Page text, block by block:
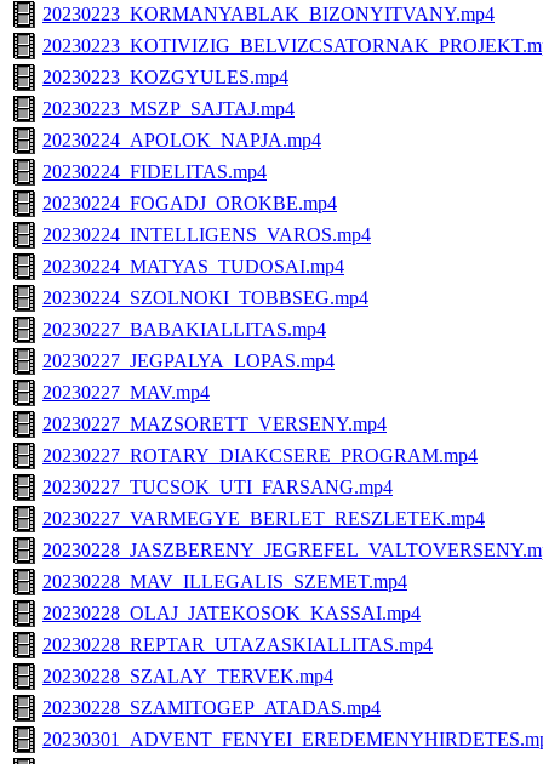
20230223_KORMANYABLAK_BIZONYITVANY.mp4
20230223_KOZGYULES.mp4
20230223_MSZP_SAJTAJ.mp4
20230224_APOLOK_NAPJA.mp4
20230224_FIDELITAS.mp4
20230224_FOGADJ_OROKBE.mp4
20230224_INTELLIGENS_VAROS.mp4
20230224_MATYAS_TUDOSAI.mp4
20230224_SZOLNOKI_TOBBSEG.mp4
20230227_BABAKIALLITAS.mp4
20230227_JEGPALYA_LOPAS.mp4
20230227_MAV.mp4
20230227_MAZSORETT_VERSENY.mp4
20230227_ROTARY_DIAKCSERE_PROGRAM.mp4
20230227_TUCSOK_UTI_FARSANG.mp4
20230227_VARMEGYE_BERLET_RESZLETEK.mp4
20230228_MAV_ILLEGALIS_SZEMET.mp4
20230228_OLAJ_JATEKOSOK_KASSAI.mp4
20230228_REPTAR_UTAZASKIALLITAS.mp4
20230228_SZALAY_TERVEK.mp4
20230228_SZAMITOGEP_ATADAS.mp4